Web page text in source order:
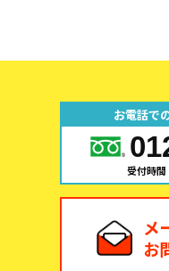
お電話で
受付時
メ
お